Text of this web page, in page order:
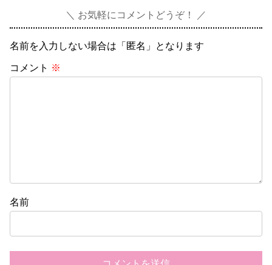
お気軽にコメントどうぞ！
名前を入力しない場合は「匿名」となります
コメント ※
名前